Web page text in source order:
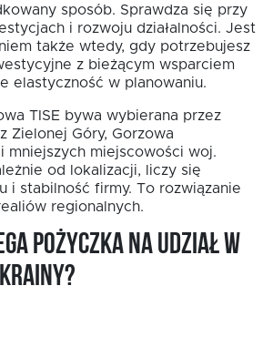
sposób. Sprawdza się przy
i rozwoju działalności. Jest
także wtedy, gdy potrzebujesz
z bieżącym wsparciem
elastyczność w planowaniu.
TISE bywa wybierana przez
Zielonej Góry, Gorzowa
mniejszych miejscowości woj.
od lokalizacji, liczy się
i stabilność firmy. To rozwiązanie
regionalnych.
pożyczka na udział w